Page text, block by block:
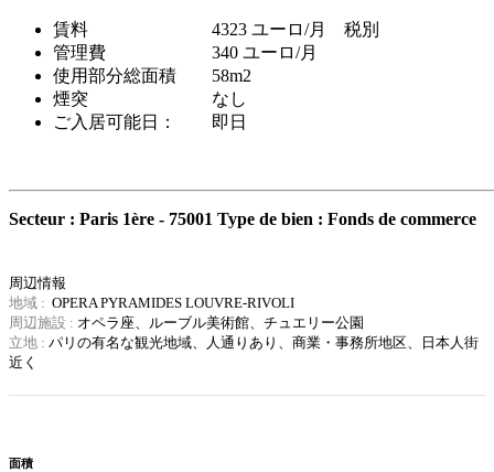
賃料 4323 ユーロ/月 税別
管理費 340 ユーロ/月
使用部分総面積 58m2
煙突 なし
ご入居可能日： 即日
Secteur : Paris 1ère - 75001 Type de bien : Fonds de commerce
周辺情報
地域 : OPERA PYRAMIDES LOUVRE-RIVOLI
周辺施設 : オペラ座、ルーブル美術館、チュエリー公園
立地 : パリの有名な観光地域、
人通りあり、商業・事務所地区、日本人街
近く
面積